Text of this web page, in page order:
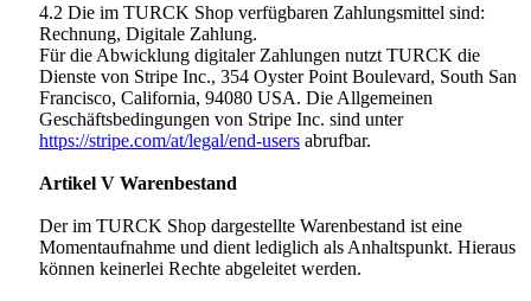
4.2 Die im TURCK Shop verfügbaren Zahlungsmittel sind:
Rechnung, Digitale Zahlung.
Für die Abwicklung digitaler Zahlungen nutzt TURCK die
Dienste von Stripe Inc., 354 Oyster Point Boulevard, South San
Francisco, California, 94080 USA. Die Allgemeinen
Geschäftsbedingungen von Stripe Inc. sind unter
https://stripe.com/at/legal/end-users abrufbar.
Artikel V Warenbestand
Der im TURCK Shop dargestellte Warenbestand ist eine
Momentaufnahme und dient lediglich als Anhaltspunkt. Hieraus
können keinerlei Rechte abgeleitet werden.